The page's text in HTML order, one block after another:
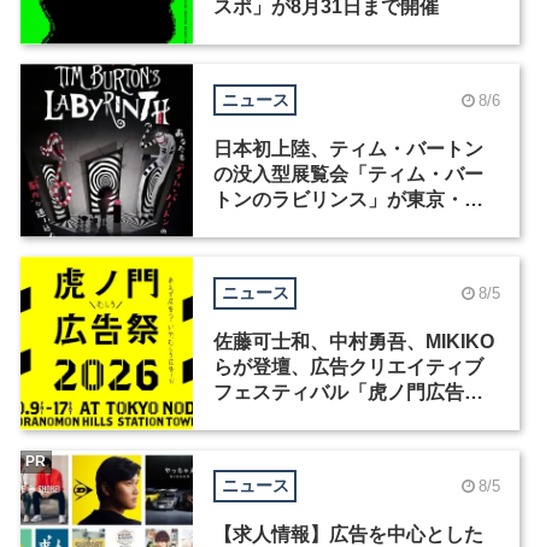
スポ」が8月31日まで開催
ニュース 8/6
日本初上陸、ティム・バートン
の没入型展覧会「ティム・バー
トンのラビリンス」が東京・豊
ニュース 8/5
佐藤可士和、中村勇吾、MIKIKO
らが登壇、広告クリエイティブ
フェスティバル「虎ノ門広告
ニュース 8/5
【求人情報】広告を中心とした
PR